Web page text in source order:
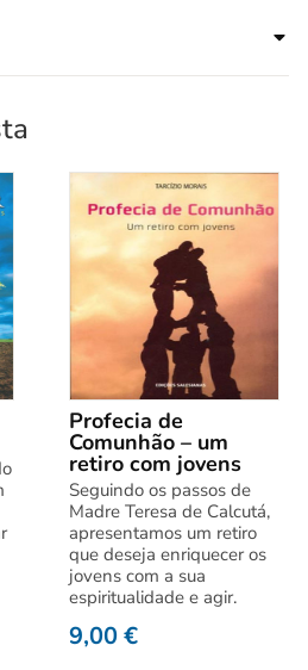
Profecia de
Comunhão – um
retiro com jovens
Seguindo os passos de
Madre Teresa de Calcutá,
apresentamos um retiro
que deseja enriquecer os
jovens com a sua
espiritualidade e agir.
9,00€